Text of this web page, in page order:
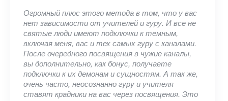
Огромный плюс этого метода в том, что у вас
нет зависимости от учителей и гуру. И все не
святые люди имеют подключки к темным,
включая меня, вас и тех самых гуру с каналами.
После очередного посвящения в чужие каналы,
вы дополнительно, как бонус, получаете
подключки к их демонам и сущностям. А так же,
очень часто, неосознанно гуру и учителя
ставят крадники на вас через посвящения. Это